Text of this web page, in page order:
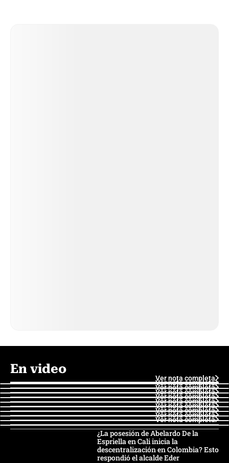
En video
Ver nota completa
Ver nota completa
Ver nota completa
Ver nota completa
Ver nota completa
Ver nota completa
Ver nota completa
Ver nota completa
Ver nota completa
Ver nota completa
¿La posesión de Abelardo De la
Espriella en Cali inicia la
descentralización en Colombia? Esto
respondió el alcalde Eder